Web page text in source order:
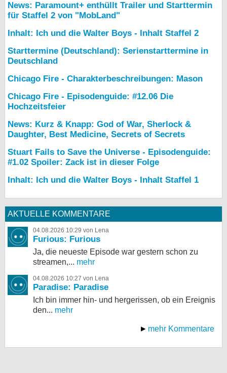
News: Paramount+ enthüllt Trailer und Starttermin
für Staffel 2 von "MobLand"
Inhalt: Ich und die Walter Boys - Inhalt Staffel 2
Starttermine (Deutschland): Serienstarttermine in
Deutschland
Chicago Fire - Charakterbeschreibungen: Mason
Chicago Fire - Episodenguide: #12.06 Die
Hochzeitsfeier
News: Kurz & Knapp: God of War, Sherlock &
Daughter, Best Medicine, Secrets of Secrets
Stuart Fails to Save the Universe - Episodenguide:
#1.02 Spoiler: Zack ist in dieser Folge
Inhalt: Ich und die Walter Boys - Inhalt Staffel 1
AKTUELLE KOMMENTARE
04.08.2026 10:29 von Lena
Furious: Furious
Ja, die neueste Episode war gestern schon zu
streamen,... mehr
04.08.2026 10:27 von Lena
Paradise: Paradise
Ich bin immer hin- und hergerissen, ob ein Ereignis
den... mehr
mehr Kommentare